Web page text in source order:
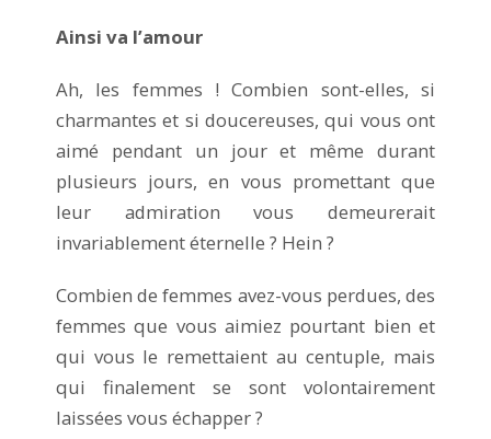
Ainsi va l’amour
Ah, les femmes ! Combien sont-elles, si
charmantes et si doucereuses, qui vous ont
aimé pendant un jour et même durant
plusieurs jours, en vous promettant que
leur admiration vous demeurerait
invariablement éternelle ? Hein ?
Combien de femmes avez-vous perdues, des
femmes que vous aimiez pourtant bien et
qui vous le remettaient au centuple, mais
qui finalement se sont volontairement
laissées vous échapper ?